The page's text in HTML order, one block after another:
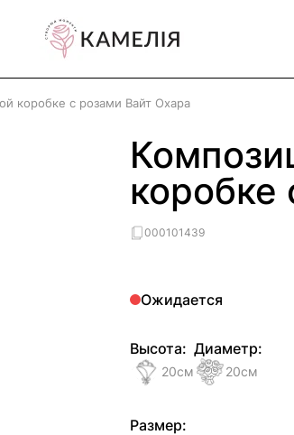
коробке с розами Вайт Охара
коробке
000101439
Ожидается
Высота:
20см
Диаметр:
20см
Размер: